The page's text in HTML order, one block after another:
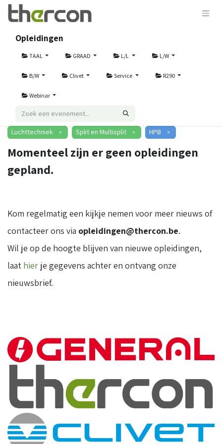
Opleidingen
TAAL GRAAD L/L L/W
B/W Clivet Service R290
Webinar
Luchttechniek × Split en Multisplit × HPB ×
Momenteel zijn er geen opleidingen
gepland.
Kom regelmatig een kijkje nemen voor meer nieuws of
contacteer ons via opleidingen@thercon.be.
Wil je op de hoogte blijven van nieuwe opleidingen,
laat hier je gegevens achter en ontvang onze
nieuwsbrief.